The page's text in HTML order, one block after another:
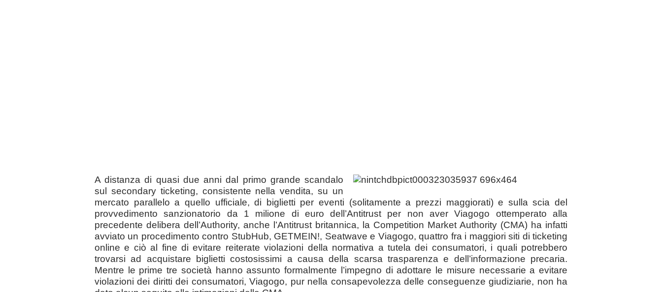
A distanza di quasi due anni dal primo grande scandalo
sul secondary ticketing, consistente nella vendita, su un
mercato parallelo a quello ufficiale, di biglietti per eventi (solitamente a prezzi maggiorati) e sulla scia del
provvedimento sanzionatorio da 1 milione di euro dell’Antitrust per non aver Viagogo ottemperato alla
precedente delibera dell’Authority, anche l’Antitrust britannica, la Competition Market Authority (CMA) ha infatti
avviato un procedimento contro StubHub, GETMEIN!, Seatwave e Viagogo, quattro fra i maggiori siti di ticketing
online e ciò al fine di evitare reiterate violazioni della normativa a tutela dei consumatori, i quali potrebbero
trovarsi ad acquistare biglietti costosissimi a causa della scarsa trasparenza e dell’informazione precaria.
Mentre le prime tre società hanno assunto formalmente l’impegno di adottare le misure necessarie a evitare
violazioni dei diritti dei consumatori, Viagogo, pur nella consapevolezza delle conseguenze giudiziarie, non ha